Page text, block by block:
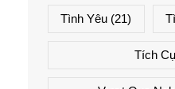
Tình Yêu (21)
Tích